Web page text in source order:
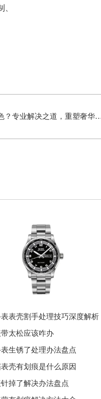
专业解决之道，重塑奢华光泽
表表壳割手处理技巧深度解析
带太松应该咋办
表生锈了处理办法盘点
表壳有划痕是什么原因
针掉了解决办法盘点